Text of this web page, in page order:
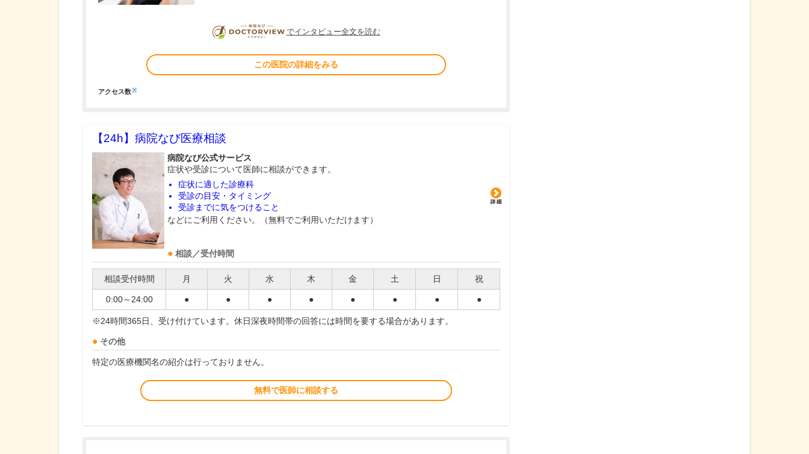
DOCTORVIEW
でインタビュー全文を読む
この医院の詳細をみる
アクセス数※
【24h】 病院なび医療相談
病院なび公式サービス
症状や受診について医師に相談ができます。
症状に適した診療科
受診の目安・タイミング
受診までに気をつけること
などにご利用ください。（無料でご利用いただけます）
相談／受付時間
相談受付時間 月 火 水 木 金 土 日 祝
0:00～24:00 ● ● ● ● ● ● ● ●
※24時間365日、受け付けています。休日深夜時間帯の回答には時間を要する場合があります。
その他
特定の医療機関名の紹介は行っておりません。
無料で医師に相談する